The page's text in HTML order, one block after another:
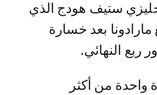
ستيف هودج الذي
بعد خسارة
واحدة من أكثر